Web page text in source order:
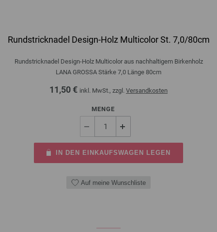
Rundstricknadel Design-Holz Multicolor St. 7,0/80cm
Rundstricknadel Design-Holz Multicolor aus nachhaltigem Birkenholz
LANA GROSSA Stärke 7,0 Länge 80cm
11,50 € inkl. MwSt., zzgl. Versandkosten
MENGE
IN DEN EINKAUFSWAGEN LEGEN
Auf meine Wunschliste